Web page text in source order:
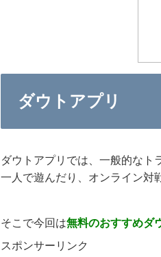
ダウトアプリ
ダウトアプリでは、一般的なト
一人で遊んだり、オンライン対
そこで今回は無料のおすすめダ
スポンサーリンク